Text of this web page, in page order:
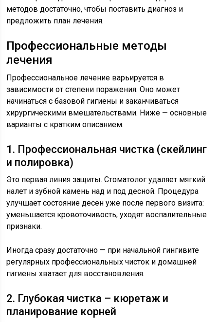
методов достаточно, чтобы поставить диагноз и
предложить план лечения.
Профессиональные методы
лечения
Профессиональное лечение варьируется в
зависимости от степени поражения. Оно может
начинаться с базовой гигиены и заканчиваться
хирургическими вмешательствами. Ниже — основные
варианты с кратким описанием.
1. Профессиональная чистка (скейлинг
и полировка)
Это первая линия защиты. Стоматолог удаляет мягкий
налет и зубной камень над и под десной. Процедура
улучшает состояние десен уже после первого визита:
уменьшается кровоточивость, уходят воспалительные
признаки.
Иногда сразу достаточно — при начальной гингивите
регулярных профессиональных чисток и домашней
гигиены хватает для восстановления.
2. Глубокая чистка – кюретаж и
планирование корней